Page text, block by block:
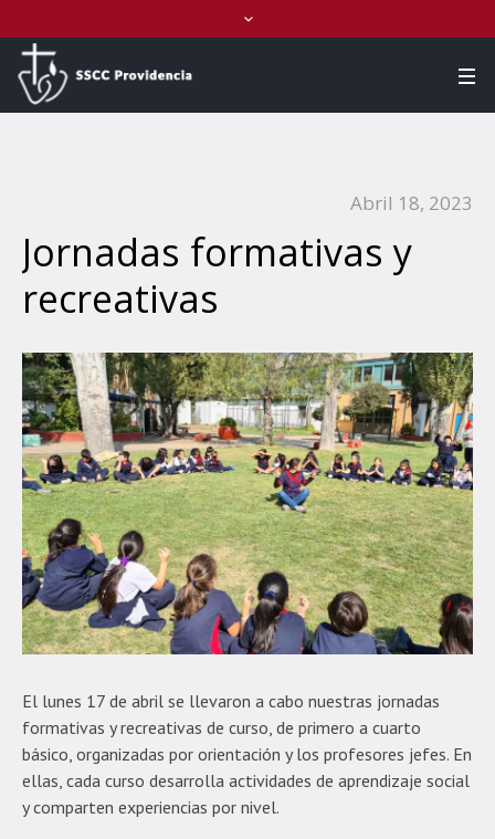
Abril 18, 2023
Jornadas formativas y
recreativas
El lunes 17 de abril se llevaron a cabo nuestras jornadas
formativas y recreativas de curso, de primero a cuarto
básico, organizadas por orientación y los profesores jefes. En
ellas, cada curso desarrolla actividades de aprendizaje social
y comparten experiencias por nivel.